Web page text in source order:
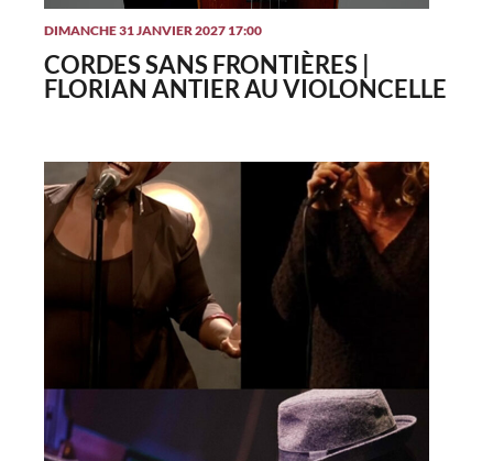
DIMANCHE 31 JANVIER 2027 17:00
CORDES SANS FRONTIÈRES |
FLORIAN ANTIER AU VIOLONCELLE